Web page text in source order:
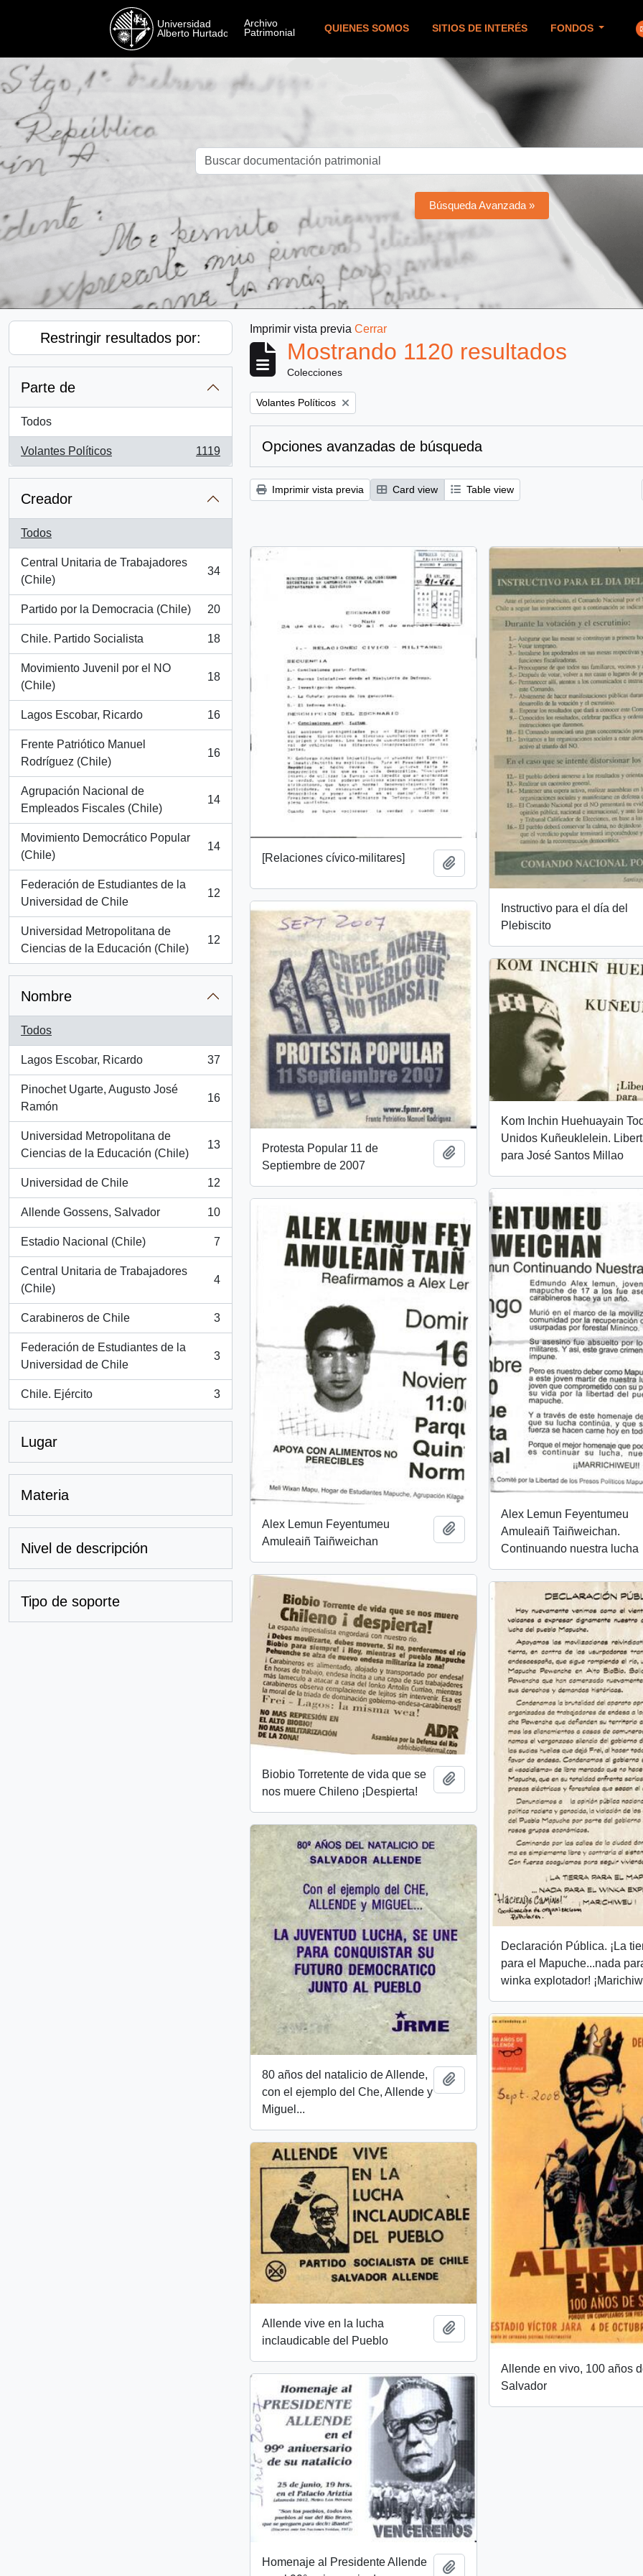
QUIENES SOMOS SITIOS DE INTERÉS FONDOS
Búsqueda Avanzada »
Restringir resultados por:
Parte de
Todos
Volantes Políticos
, 1119 resultados
1119
Creador
Todos
Central Unitaria de Trabajadores
(Chile)
, 34 resultados
34
Partido por la Democracia (Chile)
, 20 resultados
20
Chile. Partido Socialista
, 18 resultados
18
Movimiento Juvenil por el NO
(Chile)
, 18 resultados
18
Lagos Escobar, Ricardo
, 16 resultados
16
Frente Patriótico Manuel
Rodríguez (Chile)
, 16 resultados
16
Agrupación Nacional de
Empleados Fiscales (Chile)
, 14 resultados
14
Movimiento Democrático Popular
(Chile)
, 14 resultados
14
Federación de Estudiantes de la
Universidad de Chile
, 12 resultados
12
Universidad Metropolitana de
Ciencias de la Educación (Chile)
, 12 resultados
12
Nombre
Todos
Lagos Escobar, Ricardo
, 37 resultados
37
Pinochet Ugarte, Augusto José
Ramón
, 16 resultados
16
Universidad Metropolitana de
Ciencias de la Educación (Chile)
, 13 resultados
13
Universidad de Chile
, 12 resultados
12
Allende Gossens, Salvador
, 10 resultados
10
Estadio Nacional (Chile)
, 7 resultados
7
Central Unitaria de Trabajadores
(Chile)
, 4 resultados
4
Carabineros de Chile
, 3 resultados
3
Federación de Estudiantes de la
Universidad de Chile
, 3 resultados
3
Chile. Ejército
, 3 resultados
3
Lugar
Materia
Nivel de descripción
Tipo de soporte
Imprimir vista previa Cerrar
Mostrando 1120 resultados
Colecciones
Remove filter:
Volantes Políticos
Opciones avanzadas de búsqueda
Imprimir vista previa Card view Table view
[Relaciones cívico-militares] Añadir al portapapeles
Instructivo para el día del
Plebiscito
Protesta Popular 11 de
Septiembre de 2007
Añadir al portapapeles
Kom Inchin Huehuayain
Unidos Kuñeuklelein.
para José Santos Millao
Alex Lemun Feyentumeu
Amuleaiñ Taiñweichan.
Continuando nuestra lucha
Alex Lemun Feyentumeu
Amuleaiñ Taiñweichan
Añadir al portapapeles
Biobio Torretente de vida que se
nos muere Chileno ¡Despierta!
Añadir al portapapeles
Declaración Pública. ¡La
para el Mapuche...nada
winka explotador!
80 años del natalicio de Allende,
con el ejemplo del Che, Allende y
Miguel...
Añadir al portapapeles
Allende en vivo, 100 años
Salvador
Allende vive en la lucha
inclaudicable del Pueblo
Añadir al portapapeles
Homenaje al Presidente Allende